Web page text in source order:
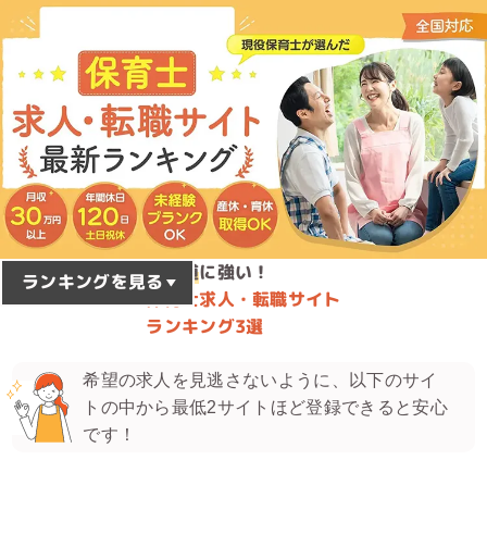
2026年8月最新版
ランキングを見る北海道に強い！
保育士求人・転職サイト
ランキング3選
希望の求人を見逃さないように、以下のサイ
トの中から最低2サイトほど登録できると安心
です！